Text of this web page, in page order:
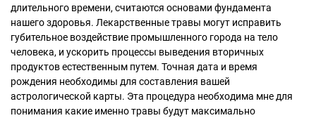
длительного времени, считаются основами фундамента
нашего здоровья. Лекарственные травы могут исправить
губительное воздействие промышленного города на тело
человека, и ускорить процессы выведения вторичных
продуктов естественным путем. Точная дата и время
рождения необходимы для составления вашей
астрологической карты. Эта процедура необходима мне для
понимания какие именно травы будут максимально